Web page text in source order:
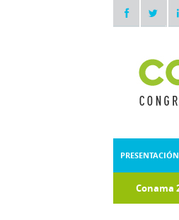
PRESENTACIÓN
Conama